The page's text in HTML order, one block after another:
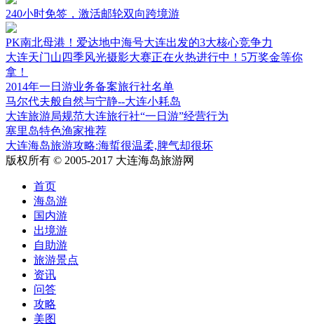
240小时免签，激活邮轮双向跨境游
PK南北母港！爱达地中海号大连出发的3大核心竞争力
大连天门山四季风光摄影大赛正在火热进行中！5万奖金等你
拿！
2014年一日游业务备案旅行社名单
马尔代夫般自然与宁静--大连小耗岛
大连旅游局规范大连旅行社“一日游”经营行为
塞里岛特色渔家推荐
大连海岛旅游攻略:海蜇很温柔,脾气却很坏
版权所有 © 2005-2017 大连海岛旅游网
首页
海岛游
国内游
出境游
自助游
旅游景点
资讯
问答
攻略
美图